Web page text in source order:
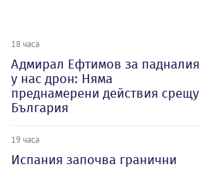
18 часа
Адмирал Ефтимов за падналия
у нас дрон: Няма
преднамерени действия срещу
България
19 часа
Испания започва гранични